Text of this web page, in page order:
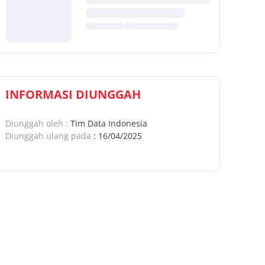
INFORMASI DIUNGGAH
Diunggah oleh : Tim Data Indonesia
Diunggah ulang pada : 16/04/2025